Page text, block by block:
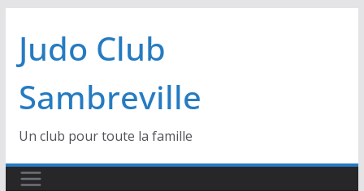
contenu
Judo Club
Sambreville
Un club pour toute la famille